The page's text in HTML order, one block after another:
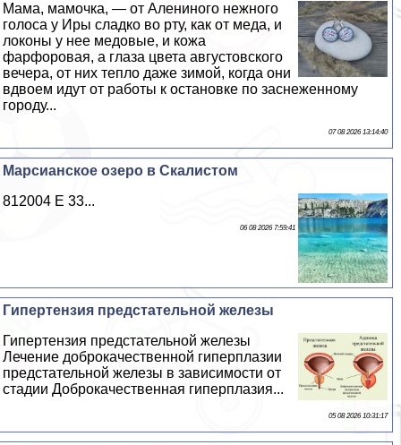
Мама, мамочка, — от Алениного нежного
голоса у Иры сладко во рту, как от меда, и
локоны у нее медовые, и кожа
фарфоровая, а глаза цвета августовского
вечера, от них тепло даже зимой, когда они
вдвоем идут от работы к остановке по заснеженному
городу...
07 08 2026 13:14:40
Марсианское озеро в Скалистом
812004 Е 33...
06 08 2026 7:59:41
Гипертензия предстательной железы
Гипертензия предстательной железы
Лечение доброкачественной гиперплазии
предстательной железы в зависимости от
стадии Доброкачественная гиперплазия...
05 08 2026 10:31:17